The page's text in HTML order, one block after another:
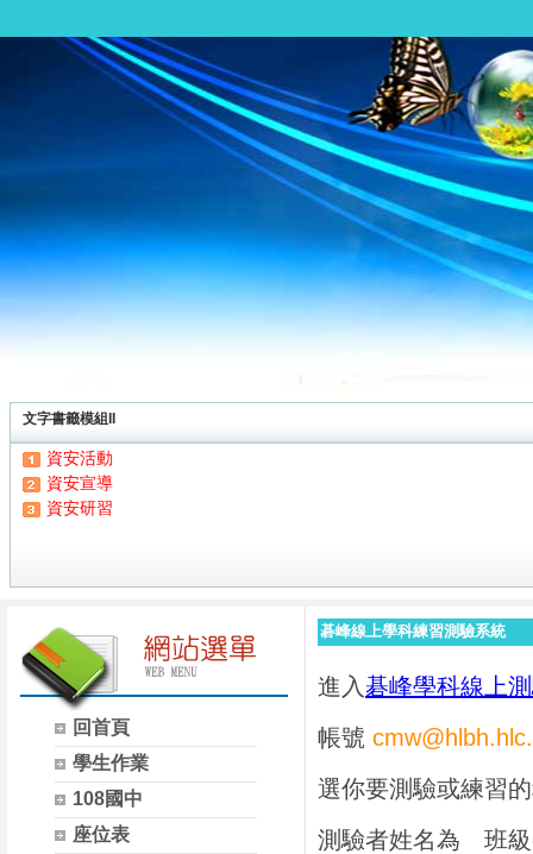
回首頁
學生作業
108國中
座位表
碁峰線上學科練習測驗系統
進入碁峰學科線上
帳號
選你要測驗或練習
測驗者姓名為 班級